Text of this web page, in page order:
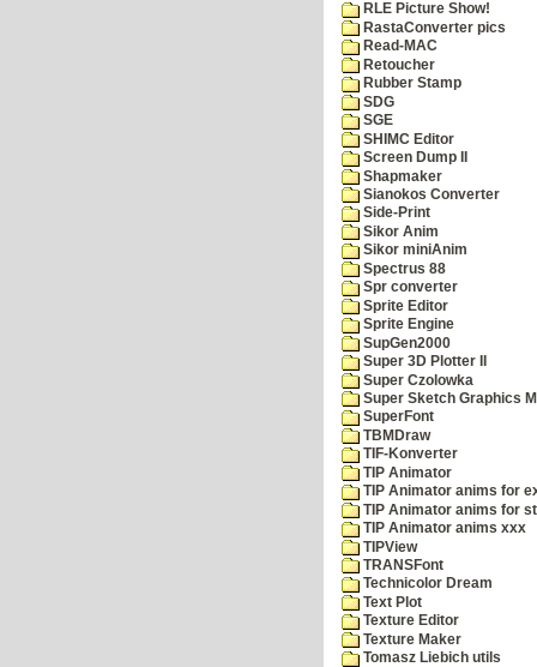
RLE Picture Show!
RastaConverter pics
Read-MAC
Retoucher
Rubber Stamp
SDG
SGE
SHIMC Editor
Screen Dump II
Shapmaker
Sianokos Converter
Side-Print
Sikor Anim
Sikor miniAnim
Spectrus 88
Spr converter
Sprite Editor
Sprite Engine
SupGen2000
Super 3D Plotter II
Super Czolowka
Super Sketch Graphics
SuperFont
TBMDraw
TIF-Konverter
TIP Animator
TIP Animator anims for
TIP Animator anims for
TIP Animator anims xxx
TIPView
TRANSFont
Technicolor Dream
Text Plot
Texture Editor
Texture Maker
Tomasz Liebich utils